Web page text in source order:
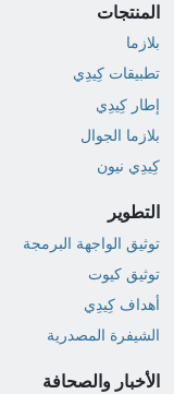
المنتجات
بلازما
تطبيقات كِيدِي
إطار كِيدِي
بلازما الجوال
كِيدِي نيون
التطوير
توثيق الواجهة البرمجة
توثيق كيوت
أهداف كِيدِي
الشيفرة المصدرية
الأخبار والصحافة